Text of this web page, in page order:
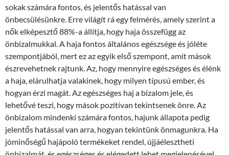
sokak számára fontos, és jelentős hatással van
önbecsülésünkre. Erre világít rá egy felmérés, amely szerint a
nők elképesztő 88%-a állítja, hogy haja összefügg az
önbizalmukkal. A haja fontos általános egészsége és jóléte
szempontjából, mert ez az egyik első szempont, amit mások
észrevehetnek rajtunk. Az, hogy mennyire egészséges és élénk
a haja, elárulhatja valakinek, hogy milyen típusú ember, és
hogyan érzi magát. Az egészséges haj a bizalom jele, és
lehetővé teszi, hogy mások pozitívan tekintsenek önre. Az
önbizalom mindenki számára fontos, hajunk állapota pedig
jelentős hatással van arra, hogyan tekintünk önmagunkra. Ha
jóminőségű hajápoló termékeket rendel, újjáélesztheti